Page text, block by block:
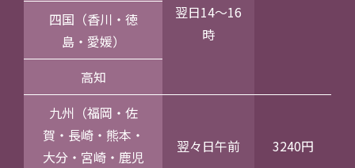
翌日14～16
時
四国（香川・徳
島・愛媛）
高知
九州（福岡・佐
賀・長崎・熊本・
大分・宮崎・鹿児
翌々日午前 3240円